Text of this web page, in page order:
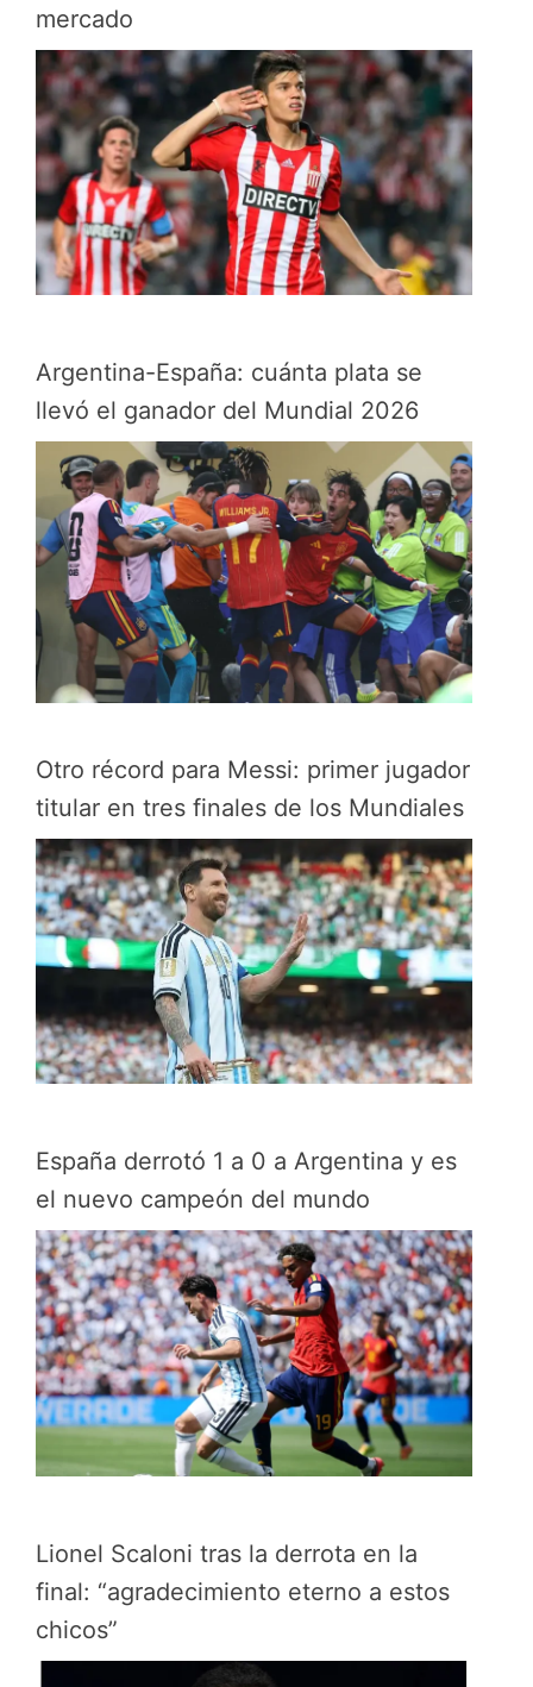
mercado
Argentina-España: cuánta plata se
llevó el ganador del Mundial 2026
Otro récord para Messi: primer jugador
titular en tres finales de los Mundiales
España derrotó 1 a 0 a Argentina y es
el nuevo campeón del mundo
Lionel Scaloni tras la derrota en la
final: “agradecimiento eterno a estos
chicos”